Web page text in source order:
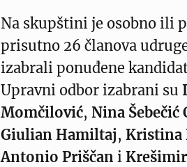
Na skupštini je osobno ili
prisutno 26 članova
izabrali ponuđene
Upravni odbor izabrani su
Momčilović, Nina Šebečić
Giulian Hamiltaj, Kristina
Antonio Priščan i